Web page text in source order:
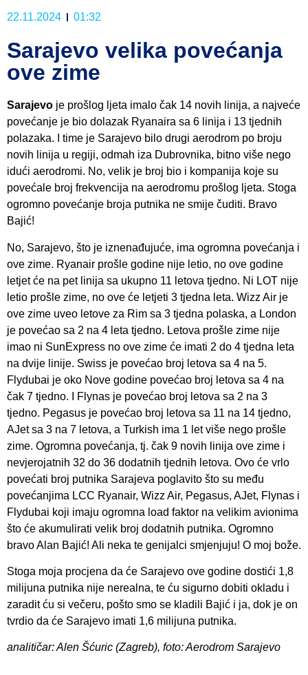
22.11.2024 01:32
Sarajevo velika povećanja
ove zime
Sarajevo je prošlog ljeta imalo čak 14 novih linija, a najveće
povećanje je bio dolazak Ryanaira sa 6 linija i 13 tjednih
polazaka. I time je Sarajevo bilo drugi aerodrom po broju
novih linija u regiji, odmah iza Dubrovnika, bitno više nego
idući aerodromi. No, velik je broj bio i kompanija koje su
povećale broj frekvencija na aerodromu prošlog ljeta. Stoga
ogromno povećanje broja putnika ne smije čuditi. Bravo
Bajić!
No, Sarajevo, što je iznenađujuće, ima ogromna povećanja i
ove zime. Ryanair prošle godine nije letio, no ove godine
letjet će na pet linija sa ukupno 11 letova tjedno. Ni LOT nije
letio prošle zime, no ove će letjeti 3 tjedna leta. Wizz Air je
ove zime uveo letove za Rim sa 3 tjedna polaska, a London
je povećao sa 2 na 4 leta tjedno. Letova prošle zime nije
imao ni SunExpress no ove zime će imati 2 do 4 tjedna leta
na dvije linije. Swiss je povećao broj letova sa 4 na 5.
Flydubai je oko Nove godine povećao broj letova sa 4 na
čak 7 tjedno. I Flynas je povećao broj letova sa 2 na 3
tjedno. Pegasus je povećao broj letova sa 11 na 14 tjedno,
AJet sa 3 na 7 letova, a Turkish ima 1 let više nego prošle
zime. Ogromna povećanja, tj. čak 9 novih linija ove zime i
nevjerojatnih 32 do 36 dodatnih tjednih letova. Ovo će vrlo
povećati broj putnika Sarajeva poglavito što su među
povećanjima LCC Ryanair, Wizz Air, Pegasus, AJet, Flynas i
Flydubai koji imaju ogromna load faktor na velikim avionima
što će akumulirati velik broj dodatnih putnika. Ogromno
bravo Alan Bajić! Ali neka te genijalci smjenjuju! O moj bože.
Stoga moja procjena da će Sarajevo ove godine dostići 1,8
milijuna putnika nije nerealna, te ću sigurno dobiti okladu i
zaradit ću si večeru, pošto smo se kladili Bajić i ja, dok je on
tvrdio da će Sarajevo imati 1,6 milijuna putnika.
analitičar: Alen Šćuric (Zagreb), foto: Aerodrom Sarajevo